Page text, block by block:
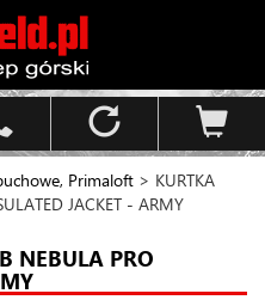
Primaloft > KURTKA
JACKET - ARMY
NEBULA PRO